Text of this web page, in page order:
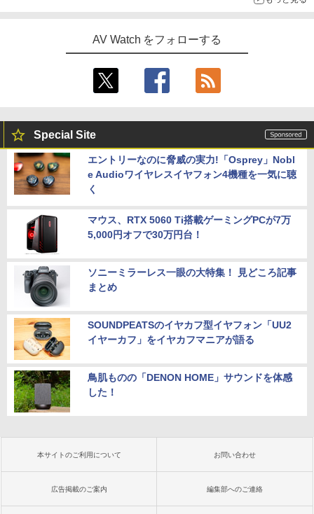
AV Watch をフォローする
Special Site
エントリーなのに脅威の実力!「Osprey」Nobl
e Audioワイヤレスイヤフォン4機種を一気に聴
く
マウス、RTX 5060 Ti搭載ゲーミングPCが7万
5,000円オフで30万円台！
ソニーミラーレス一眼の大特集！ 見どころ記事
まとめ
SOUNDPEATSのイヤカフ型イヤフォン「UU2
イヤーカフ」をイヤカフマニアが語る
鳥肌ものの「DENON HOME」サウンドを体感
した！
本サイトのご利用について お問い合わせ
広告掲載のご案内 編集部へのご連絡